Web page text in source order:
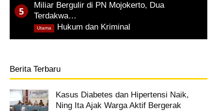
Miliar Bergulir di PN Mojokerto, Dua
Terdakwa…
Hukum dan Kriminal
Utama
Berita Terbaru
Kasus Diabetes dan Hipertensi Naik,
Ning Ita Ajak Warga Aktif Bergerak